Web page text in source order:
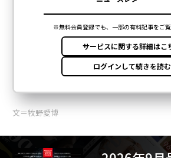
文＝牧野愛博